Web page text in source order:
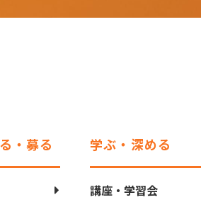
・募る 学ぶ・深める
講座・学習会